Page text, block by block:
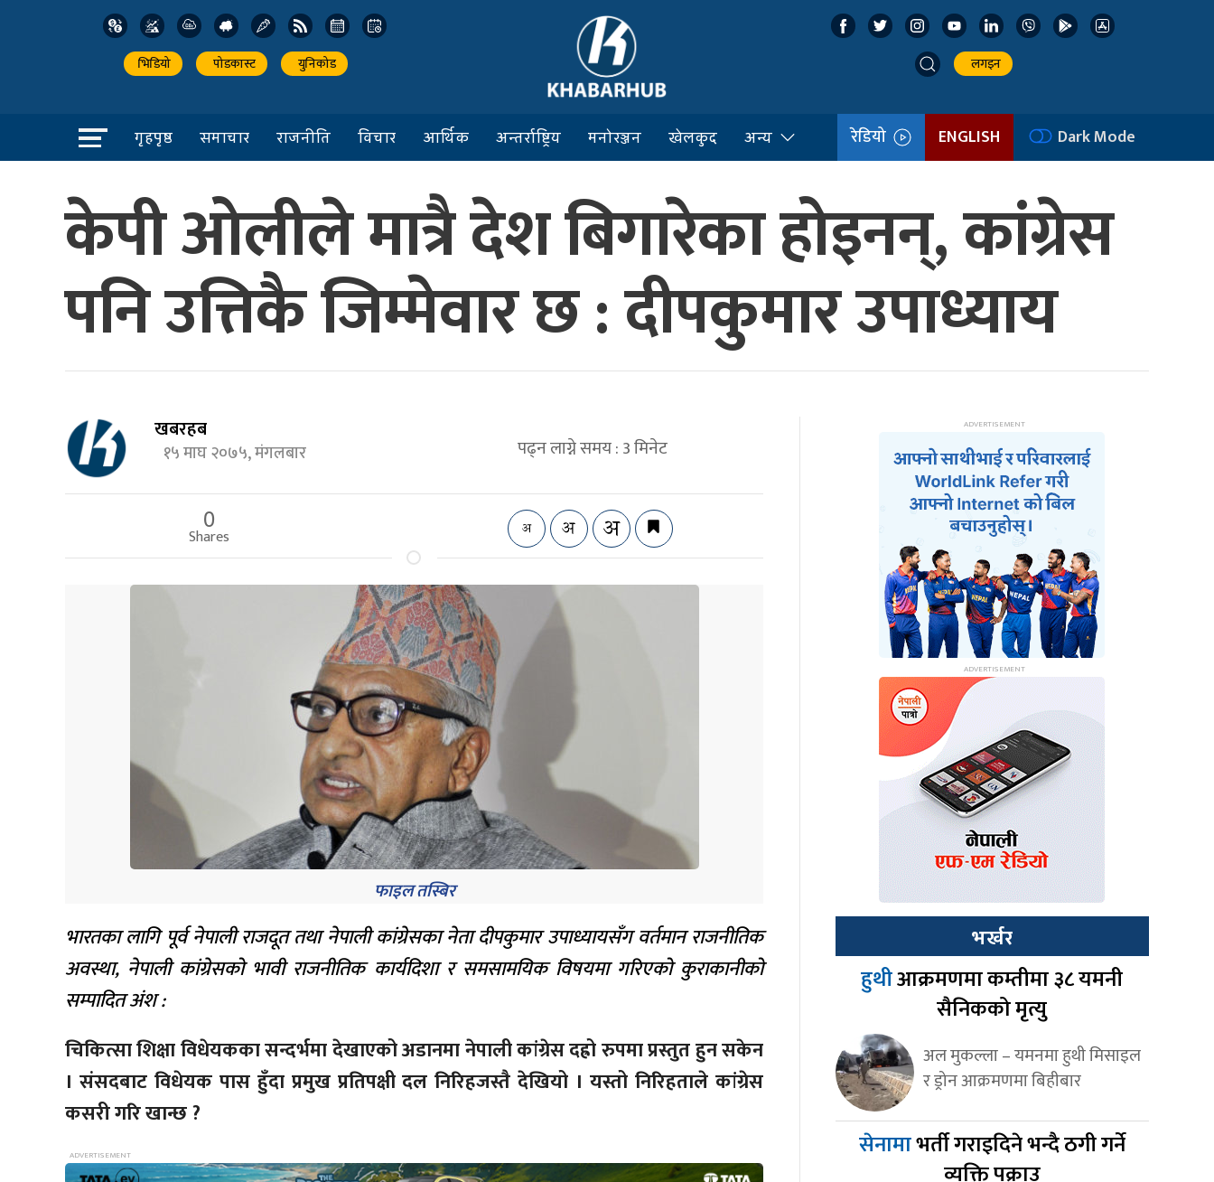
भिडियो पोडकास्ट युनिकोड लगइन
गृहपृष्ठ समाचार राजनीति विचार आर्थिक अन्तर्राष्ट्रिय मनोरञ्जन खेलकुद अन्य रेडियो ENGLISH Dark Mode
केपी ओलीले मात्रै देश बिगारेका होइनन्, कांग्रेस
पनि उत्तिकै जिम्मेवार छ : दीपकुमार उपाध्याय
खबरहब
१५ माघ २०७५, मंगलबार पढ्न लाग्ने समय :3मिनेट
0
Shares
फाइल तस्बिर
भारतका लागि पूर्व नेपाली राजदूत तथा नेपाली कांग्रेसका नेता दीपकुमार उपाध्यायसँग वर्तमान राजनीतिक
अवस्था, नेपाली कांग्रेसको भावी राजनीतिक कार्यदिशा र समसामयिक विषयमा गरिएको कुराकानीको
सम्पादित अंश :
चिकित्सा शिक्षा विधेयकका सन्दर्भमा देखाएको अडानमा नेपाली कांग्रेस दह्रो रुपमा प्रस्तुत हुन सकेन
। संसदबाट विधेयक पास हुँदा प्रमुख प्रतिपक्षी दल निरिहजस्तै देखियो । यस्तो निरिहताले कांग्रेस
कसरी गरि खान्छ ?
भर्खर
हुथीआक्रमणमा कम्तीमा ३८ यमनी
सैनिकको मृत्यु
अल मुकल्ला – यमनमा हुथी मिसाइल
र ड्रोन आक्रमणमा बिहीबार
सेनामाभर्ती गराइदिने भन्दै ठगी गर्ने